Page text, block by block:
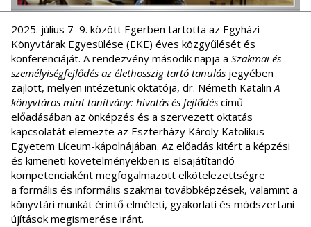
2025. július 7–9. között Egerben tartotta az Egyházi
Könyvtárak Egyesülése (EKE) éves közgyűlését és
konferenciáját. A rendezvény második napja a Szakmai és
személyiségfejlődés az élethosszig tartó tanulás jegyében
zajlott, melyen intézetünk oktatója, dr. Németh KatalinA
könyvtáros mint tanítvány: hivatás és fejlődés című
előadásában az önképzés és a szervezett oktatás
kapcsolatát elemezte az Eszterházy Károly Katolikus
Egyetem Líceum-kápolnájában. Az előadás kitért a képzési
és kimeneti követelményekben is elsajátítandó
kompetenciaként megfogalmazott elkötelezettségre
a formális és informális szakmai továbbképzések, valamint a
könyvtári munkát érintő elméleti, gyakorlati és módszertani
újítások megismerése iránt.